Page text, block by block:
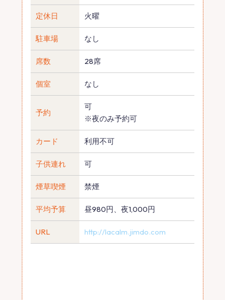
定休日 火曜
駐車場 なし
席数 28席
個室 なし
予約
可
※夜のみ予約可
カード 利用不可
子供連れ 可
煙草喫煙 禁煙
平均予算 昼980円、夜1,000円
URL http://lacalm.jimdo.com